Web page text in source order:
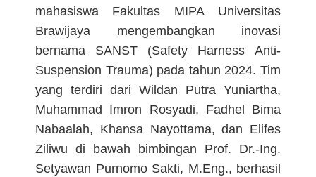
mahasiswa Fakultas MIPA Universitas
Brawijaya mengembangkan inovasi
bernama SANST (Safety Harness Anti-
Suspension Trauma) pada tahun 2024. Tim
yang terdiri dari Wildan Putra Yuniartha,
Muhammad Imron Rosyadi, Fadhel Bima
Nabaalah, Khansa Nayottama, dan Elifes
Ziliwu di bawah bimbingan Prof. Dr.-Ing.
Setyawan Purnomo Sakti, M.Eng., berhasil